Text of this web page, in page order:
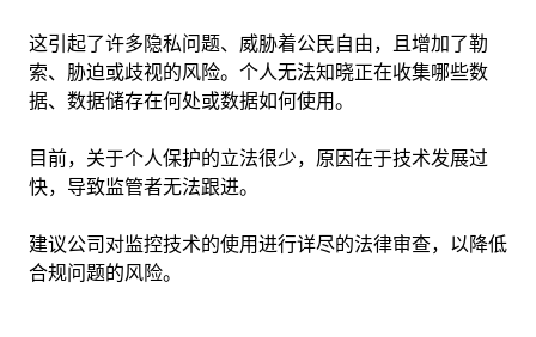
这引起了许多隐私问题、威胁着公民自由，且增加了勒
索、胁迫或歧视的风险。个人无法知晓正在收集哪些数
据、数据储存在何处或数据如何使用。
目前，关于个人保护的立法很少，原因在于技术发展过
快，导致监管者无法跟进。
建议公司对监控技术的使用进行详尽的法律审查，以降低
合规问题的风险。